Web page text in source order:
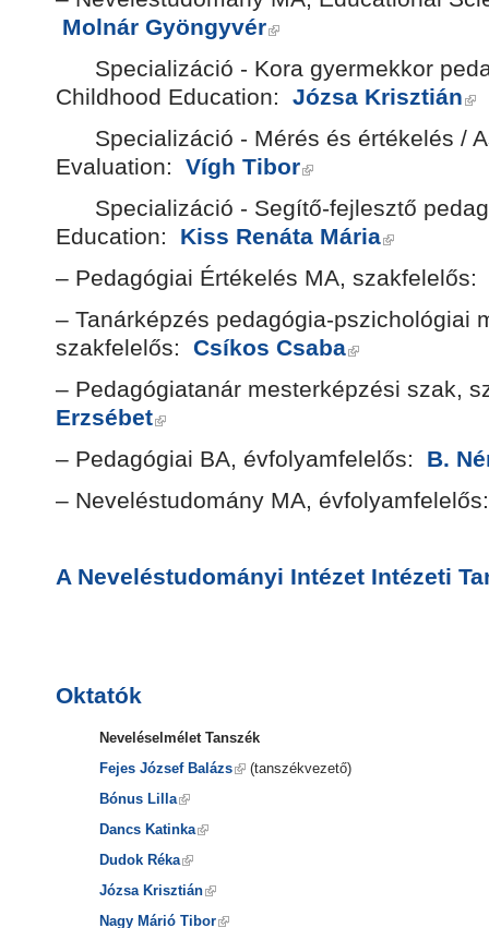
Molnár Gyöngyvér
Specializáció - Kora gyermekkor
Childhood Education: Józsa Krisztián
Specializáció - Mérés és értékelés /
Evaluation: Vígh Tibor
Specializáció - Segítő-fejlesztő
Education: Kiss Renáta Mária
– Pedagógiai Értékelés MA, szakfelelős:
– Tanárképzés pedagógia-pszichológiai
szakfelelős: Csíkos Csaba
– Pedagógiatanár mesterképzési szak,
Erzsébet
– Pedagógiai BA, évfolyamfelelős: B.
– Neveléstudomány MA,
A Neveléstudományi Intézet Intézeti
Oktatók
Neveléselmélet Tanszék
Fejes József Balázs
(tanszékvezető)
Bónus Lilla
Dancs Katinka
Dudok Réka
Józsa Krisztián
Nagy Márió Tibor